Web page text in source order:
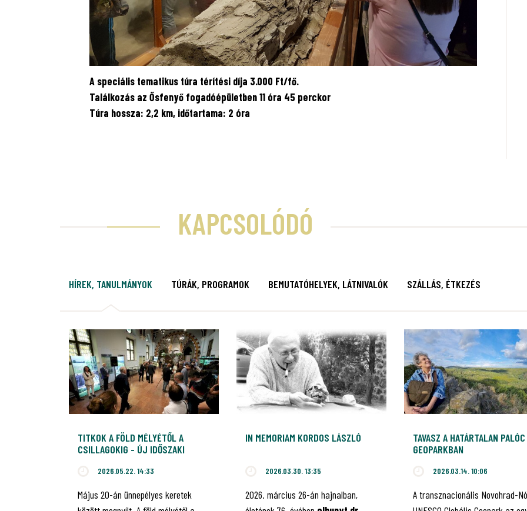
A speciális tematikus túra térítési díja 3.000 Ft/fő.
Találkozás az Ősfenyő fogadóépületben 11 óra 45 perckor
Túra hossza: 2,2 km, időtartama: 2 óra
KAPCSOLÓDÓ
HÍREK, TANULMÁNYOK TÚRÁK, PROGRAMOK BEMUTATÓHELYEK, LÁTNIVALÓK SZÁLLÁS, ÉTKEZÉS
TITKOK A FÖLD MÉLYÉTŐL A
CSILLAGOKIG - ÚJ IDŐSZAKI
VAJDAHUNYADVÁRBAN, AMELY A
IGAZGATÓSÁGOT MUTATJA BE
2026.05.22. 14:33
Május 20-án ünnepélyes keretek
IN MEMORIAM KORDOS LÁSZLÓ
2026.03.30. 13:35
2026. március 26-án hajnalban,
TAVASZ A HATÁRTALAN PALÓC
GEOPARKBAN
2026.03.14. 10:06
A transznacionális Novohrad-